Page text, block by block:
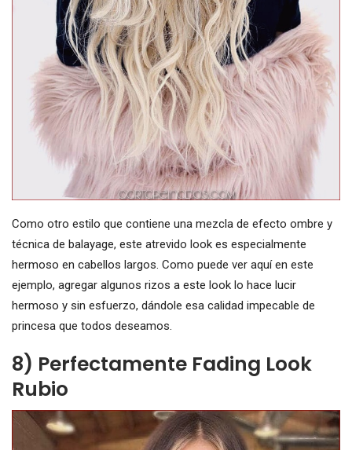
Como otro estilo que contiene una mezcla de efecto ombre y
técnica de balayage, este atrevido look es especialmente
hermoso en cabellos largos. Como puede ver aquí en este
ejemplo, agregar algunos rizos a este look lo hace lucir
hermoso y sin esfuerzo, dándole esa calidad impecable de
princesa que todos deseamos.
8) Perfectamente Fading Look
Rubio